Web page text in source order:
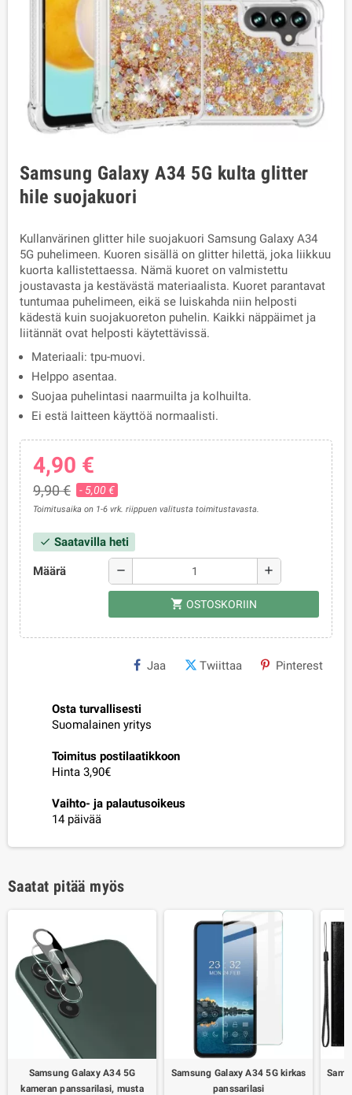
Samsung Galaxy A34 5G kulta glitter
hile suojakuori
Kullanvärinen glitter hile suojakuori Samsung Galaxy A34
5G puhelimeen. Kuoren sisällä on glitter hilettä, joka liikkuu
kuorta kallistettaessa. Nämä kuoret on valmistettu
joustavasta ja kestävästä materiaalista. Kuoret parantavat
tuntumaa puhelimeen, eikä se luiskahda niin helposti
kädestä kuin suojakuoreton puhelin. Kaikki näppäimet ja
liitännät ovat helposti käytettävissä.
Materiaali: tpu-muovi.
Helppo asentaa.
Suojaa puhelintasi naarmuilta ja kolhuilta.
Ei estä laitteen käyttöä normaalisti.
4,90 €
9,90 € - 5,00 €
Toimitusaika on 1-6 vrk. riippuen valitusta toimitustavasta.
check Saatavilla heti
Määrä remove add
shopping_cart OSTOSKORIIN
Jaa Twiittaa Pinterest
Osta turvallisesti
Suomalainen yritys
Toimitus postilaatikkoon
Hinta 3,90€
Vaihto- ja palautusoikeus
14 päivää
Saatat pitää myös
Samsung Galaxy A34 5G
kameran panssarilasi, musta
Samsung Galaxy A34 5G kirkas
panssarilasi